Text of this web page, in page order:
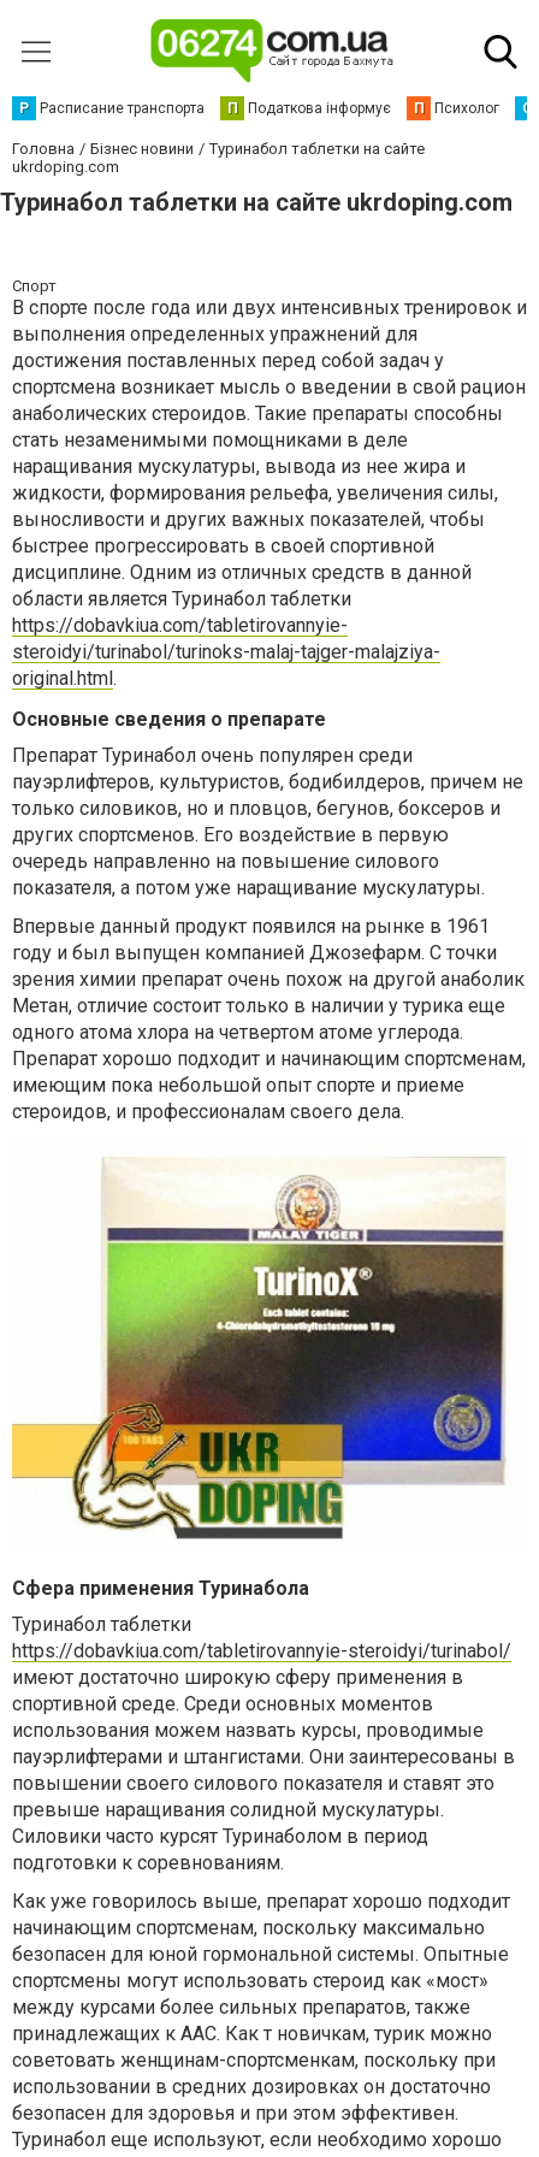
Р Расписание транспорта П Податкова інформує П Психолог С
Головна Бізнес новини
Туринабол таблетки на сайте
ukrdoping.com
Туринабол таблетки на сайте ukrdoping.com
Спорт
В спорте после года или двух интенсивных тренировок и
выполнения определенных упражнений для
достижения поставленных перед собой задач у
спортсмена возникает мысль о введении в свой рацион
анаболических стероидов. Такие препараты способны
стать незаменимыми помощниками в деле
наращивания мускулатуры, вывода из нее жира и
жидкости, формирования рельефа, увеличения силы,
выносливости и других важных показателей, чтобы
быстрее прогрессировать в своей спортивной
дисциплине. Одним из отличных средств в данной
области является Туринабол таблетки
https://dobavkiua.com/tabletirovannyie-
steroidyi/turinabol/turinoks-malaj-tajger-malajziya-
original.html.
Основные сведения о препарате
Препарат Туринабол очень популярен среди
пауэрлифтеров, культуристов, бодибилдеров, причем не
только силовиков, но и пловцов, бегунов, боксеров и
других спортсменов. Его воздействие в первую
очередь направленно на повышение силового
показателя, а потом уже наращивание мускулатуры.
Впервые данный продукт появился на рынке в 1961
году и был выпущен компанией Джозефарм. С точки
зрения химии препарат очень похож на другой анаболик
Метан, отличие состоит только в наличии у турика еще
одного атома хлора на четвертом атоме углерода.
Препарат хорошо подходит и начинающим спортсменам,
имеющим пока небольшой опыт спорте и приеме
стероидов, и профессионалам своего дела.
Сфера применения Туринабола
Туринабол таблетки
https://dobavkiua.com/tabletirovannyie-steroidyi/turinabol/
имеют достаточно широкую сферу применения в
спортивной среде. Среди основных моментов
использования можем назвать курсы, проводимые
пауэрлифтерами и штангистами. Они заинтересованы в
повышении своего силового показателя и ставят это
превыше наращивания солидной мускулатуры.
Силовики часто курсят Туринаболом в период
подготовки к соревнованиям.
Как уже говорилось выше, препарат хорошо подходит
начинающим спортсменам, поскольку максимально
безопасен для юной гормональной системы. Опытные
спортсмены могут использовать стероид как «мост»
между курсами более сильных препаратов, также
принадлежащих к ААС. Как т новичкам, турик можно
советовать женщинам-спортсменкам, поскольку при
использовании в средних дозировках он достаточно
безопасен для здоровья и при этом эффективен.
Туринабол еще используют, если необходимо хорошо